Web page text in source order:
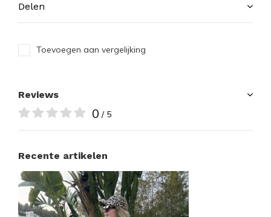
Delen
Toevoegen aan vergelijking
Reviews
0 / 5
Recente artikelen